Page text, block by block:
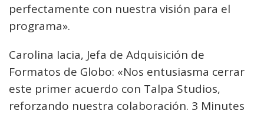
perfectamente con nuestra visión para el
programa».
Carolina Iacia, Jefa de Adquisición de
Formatos de Globo: «Nos entusiasma cerrar
este primer acuerdo con Talpa Studios,
reforzando nuestra colaboración. 3 Minutes